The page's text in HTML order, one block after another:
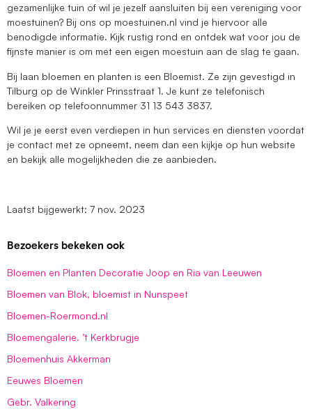
gezamenlijke tuin of wil je jezelf aansluiten bij een vereniging voor
moestuinen? Bij ons op moestuinen.nl vind je hiervoor alle
benodigde informatie. Kijk rustig rond en ontdek wat voor jou de
fijnste manier is om met een eigen moestuin aan de slag te gaan.
Bij laan bloemen en planten is een Bloemist. Ze zijn gevestigd in
Tilburg op de Winkler Prinsstraat 1. Je kunt ze telefonisch
bereiken op telefoonnummer 31 13 543 3837.
Wil je je eerst even verdiepen in hun services en diensten voordat
je contact met ze opneemt, neem dan een kijkje op hun website
en bekijk alle mogelijkheden die ze aanbieden.
Laatst bijgewerkt: 7 nov. 2023
Bezoekers bekeken ook
Bloemen en Planten Decoratie Joop en Ria van Leeuwen
Bloemen van Blok, bloemist in Nunspeet
Bloemen-Roermond.nl
Bloemengalerie. ’t Kerkbrugje
Bloemenhuis Akkerman
Eeuwes Bloemen
Gebr. Valkering